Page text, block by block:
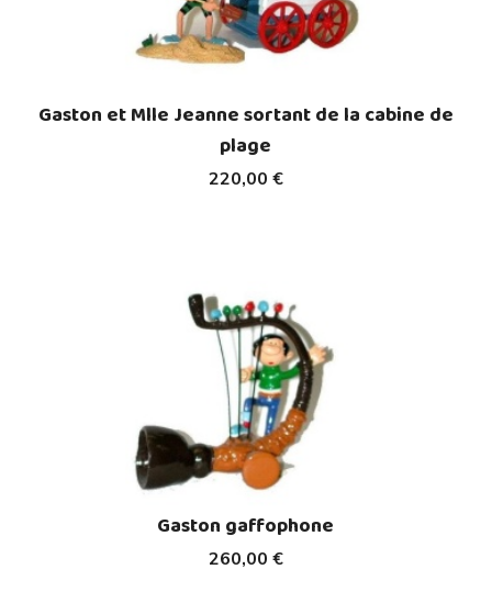
220,00 €
Gaston et Mlle Jeanne sortant de la cabine de
plage
260,00 €
Gaston gaffophone